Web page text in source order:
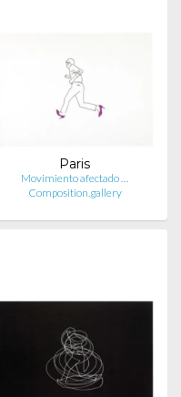
Paris
Movimiento afectado …
Composition.gallery